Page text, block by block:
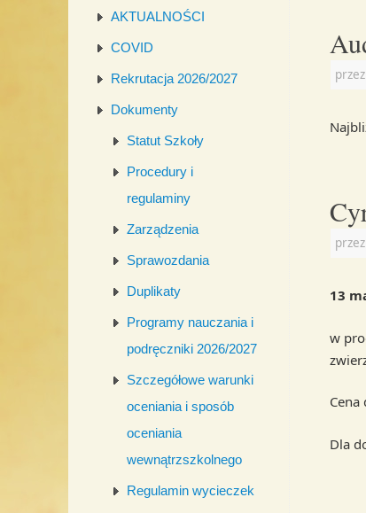
przez
przez
13
w
Cena
Dla
AKTUALNOŚCI
COVID
Rekrutacja 2026/2027
Dokumenty
Statut Szkoły
Procedury i
regulaminy
Zarządzenia
Sprawozdania
Duplikaty
Programy nauczania i
podręczniki 2026/2027
Szczegółowe warunki
oceniania i sposób
oceniania
wewnątrzszkolnego
Regulamin wycieczek